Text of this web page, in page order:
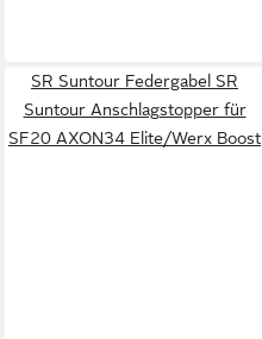
SR Suntour Federgabel SR
Suntour Anschlagstopper für
SF20 AXON34 Elite/Werx Boost